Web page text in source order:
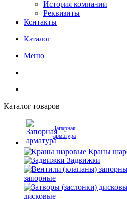
История компании
Реквизиты
Контакты
Каталог
Меню
Каталог товаров
Запорная
арматура
Краны
Задвижки
запорные
дисковые